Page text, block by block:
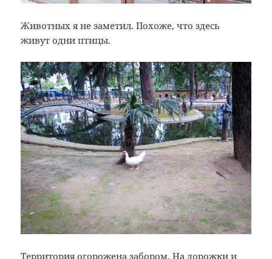
Животных я не заметил. Похоже, что здесь
живут одни птицы.
Территория огорожена забором. На дорожки и